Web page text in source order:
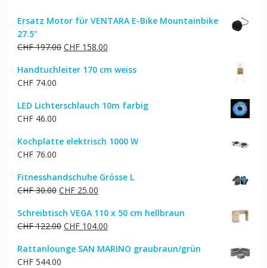
Ersatz Motor für VENTARA E-Bike Mountainbike
27.5"
CHF197.00 Ursprünglicher
war:
CHF158.00Aktueller
ist:
Handtuchleiter 170 cm weiss
CHF74.00
LED Lichterschlauch 10m farbig
CHF46.00
Kochplatte elektrisch 1000 W
CHF76.00
Fitnesshandschuhe Grösse L
CHF30.00 Ursprünglicher
war:
CHF 30.00
CHF25.00Aktueller
ist:
CHF 25.00.
Schreibtisch VEGA 110 x 50 cm hellbraun
CHF122.00 Ursprünglicher
war:
CHF104.00Aktueller
ist:
Rattanlounge SAN MARINO graubraun/grün
CHF544.00